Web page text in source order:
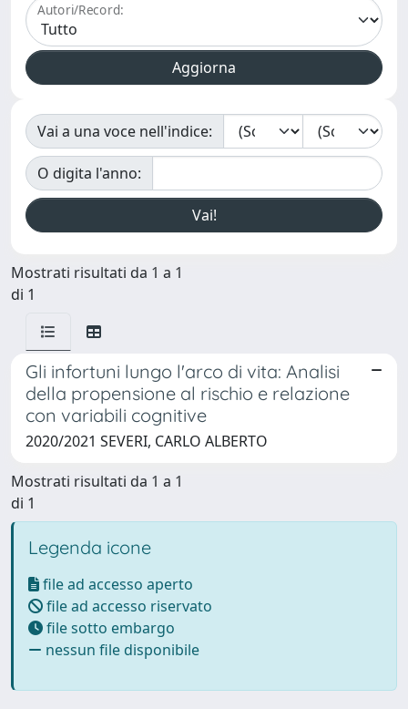
Autori/Record:
Vai a una voce nell'indice:
O digita l'anno:
Mostrati risultati da 1 a 1
di 1
Gli infortuni lungo l'arco di vita: Analisi
della propensione al rischio e relazione
con variabili cognitive
2020/2021 SEVERI, CARLO ALBERTO
Mostrati risultati da 1 a 1
di 1
Legenda icone
file ad accesso aperto
file ad accesso riservato
file sotto embargo
nessun file disponibile